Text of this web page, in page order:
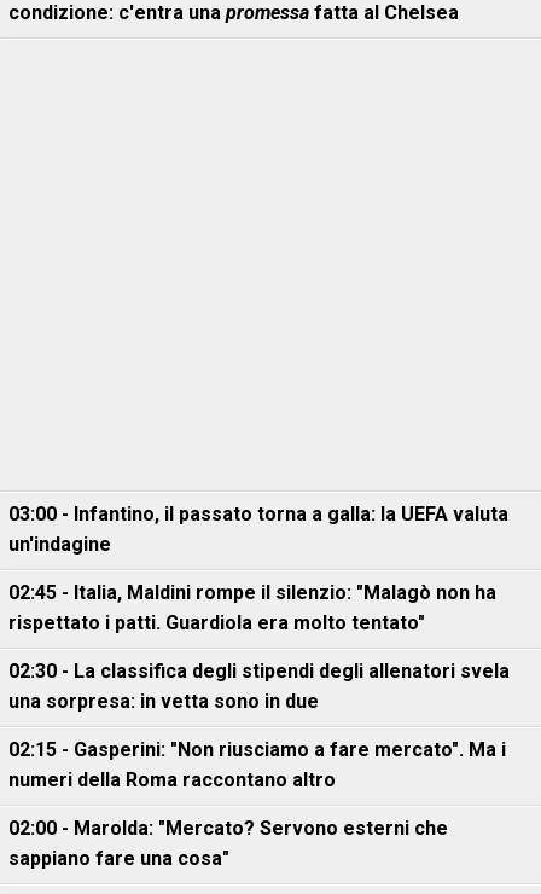
condizione: c'entra una promessa fatta al Chelsea
03:00 - Infantino, il passato torna a galla: la UEFA valuta
un'indagine
02:45 - Italia, Maldini rompe il silenzio: "Malagò non ha
rispettato i patti. Guardiola era molto tentato"
02:30 - La classifica degli stipendi degli allenatori svela
una sorpresa: in vetta sono in due
02:15 - Gasperini: "Non riusciamo a fare mercato". Ma i
numeri della Roma raccontano altro
02:00 - Marolda: "Mercato? Servono esterni che
sappiano fare una cosa"